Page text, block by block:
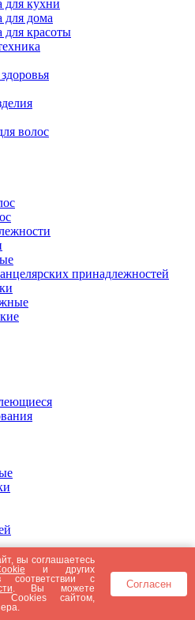
для кухни
для дома
для красоты
волос
принадлежностей
рублей
рублей
рублей
рублей
вы соглашаетесь
и других
соответствии с
. Вы можете
Cookies сайтом,
Согласен